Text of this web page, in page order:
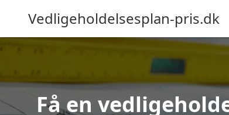
Vedligeholdelsesplan-pris.dk
Få en